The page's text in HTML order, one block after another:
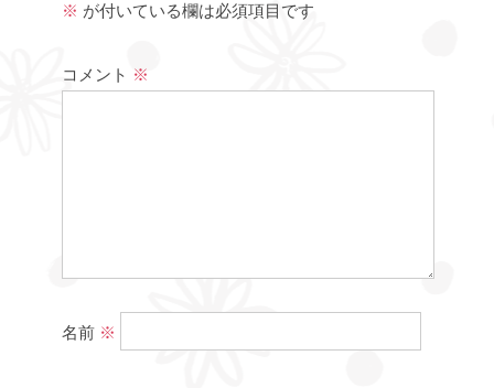
※ が付いている欄は必須項目です
コメント ※
名前 ※